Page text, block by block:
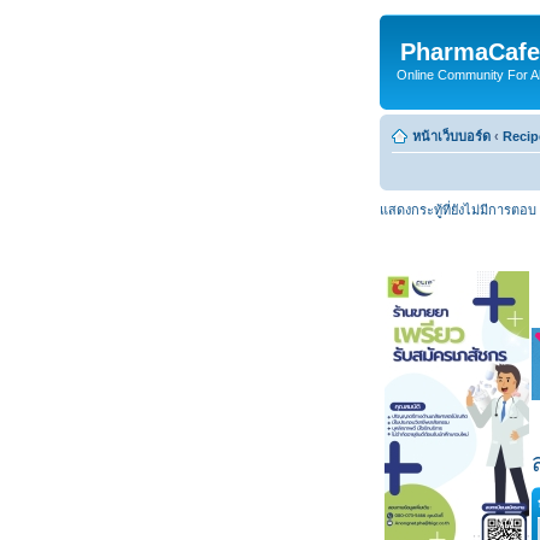
Online Community For
หน้าเว็บบอร์ด ‹
แสดงกระทู้ที่ยังไม่มีการตอบ